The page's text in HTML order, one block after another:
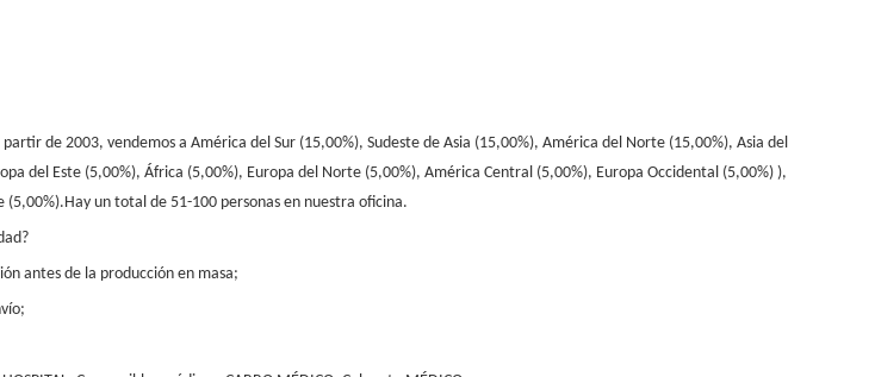
de 2003, vendemos a América del Sur (15,00%), Sudeste de Asia (15,00%), América del Norte (15,00%), Asia del
del Este (5,00%), África (5,00%), Europa del Norte (5,00%), América Central (5,00%), Europa Occidental (5,00%) ),
un total de 51-100 personas en nuestra oficina.
antes de la producción en masa;